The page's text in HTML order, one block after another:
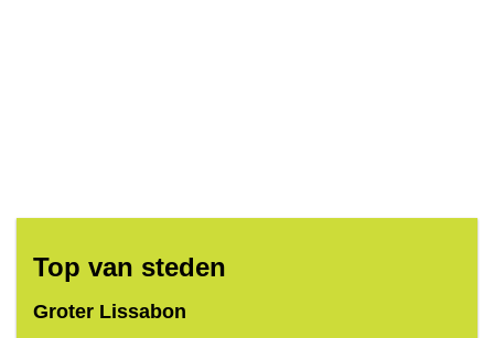
Top van steden
Groter Lissabon